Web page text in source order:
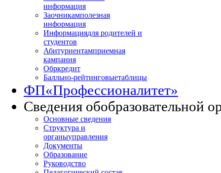
информация
Заочникамполезная
информация
Информациядля родителей и
студентов
Абитуриентамприемная
кампания
Обркредит
Балльно-рейтинговыетаблицы
ФП«Профессионалитет»
Сведения обобразовательной
Основные сведения
Структура и
органыуправления
Документы
Образование
Руководство